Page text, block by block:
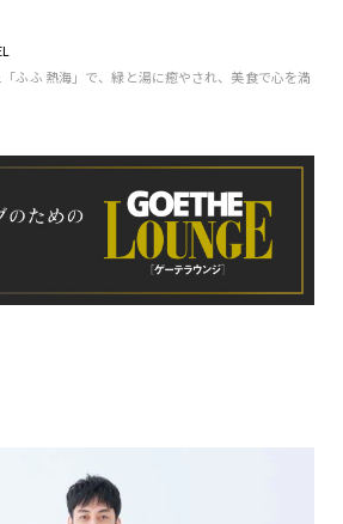
ふふ 熱海」で、緑と湯に癒やされ、美食で心を満